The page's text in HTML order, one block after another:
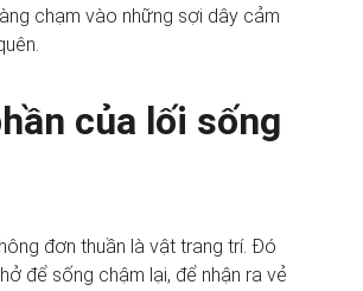
chạm vào những sợi dây cảm
của lối sống
đơn thuần là vật trang trí. Đó
để sống chậm lại, để nhận ra vẻ